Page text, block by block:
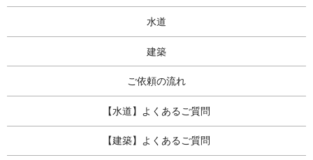
水道
建築
ご依頼の流れ
【水道】よくあるご質問
【建築】よくあるご質問